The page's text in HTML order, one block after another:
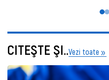
CITEŞTE ŞI..Vezi toate